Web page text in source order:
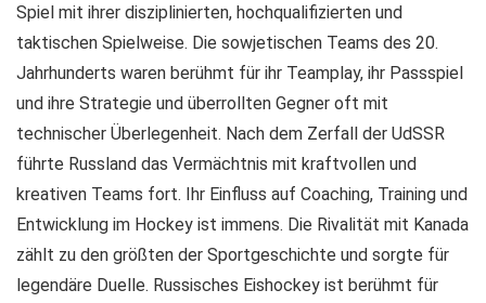
Spiel mit ihrer disziplinierten, hochqualifizierten und
taktischen Spielweise. Die sowjetischen Teams des 20.
Jahrhunderts waren berühmt für ihr Teamplay, ihr Passspiel
und ihre Strategie und überrollten Gegner oft mit
technischer Überlegenheit. Nach dem Zerfall der UdSSR
führte Russland das Vermächtnis mit kraftvollen und
kreativen Teams fort. Ihr Einfluss auf Coaching, Training und
Entwicklung im Hockey ist immens. Die Rivalität mit Kanada
zählt zu den größten der Sportgeschichte und sorgte für
legendäre Duelle. Russisches Eishockey ist berühmt für